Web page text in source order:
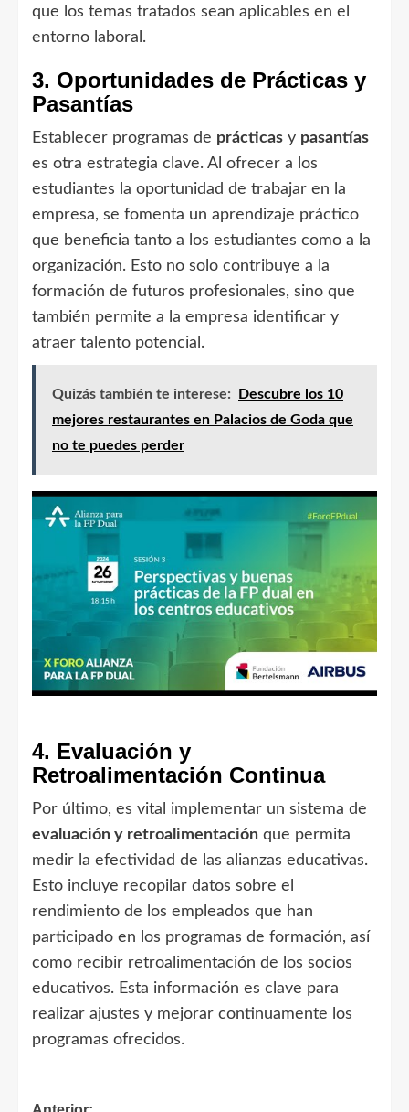
que los temas tratados sean aplicables en el
entorno laboral.
3. Oportunidades de Prácticas y
Pasantías
Establecer programas de prácticas y pasantías
es otra estrategia clave. Al ofrecer a los
estudiantes la oportunidad de trabajar en la
empresa, se fomenta un aprendizaje práctico
que beneficia tanto a los estudiantes como a la
organización. Esto no solo contribuye a la
formación de futuros profesionales, sino que
también permite a la empresa identificar y
atraer talento potencial.
Quizás también te interese:
Descubre los 10
mejores restaurantes en Palacios de Goda que
no te puedes perder
4. Evaluación y
Retroalimentación Continua
Por último, es vital implementar un sistema de
evaluación y retroalimentación que permita
medir la efectividad de las alianzas educativas.
Esto incluye recopilar datos sobre el
rendimiento de los empleados que han
participado en los programas de formación, así
como recibir retroalimentación de los socios
educativos. Esta información es clave para
realizar ajustes y mejorar continuamente los
programas ofrecidos.